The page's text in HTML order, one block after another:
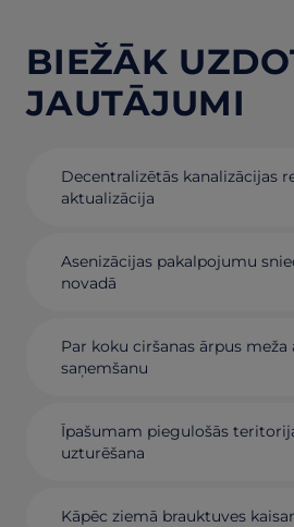
BIEŽĀK
JAUTĀJUMI
Decentralizētās kanalizācijas
aktualizācija
Asenizācijas pakalpojumu
novadā
Par koku ciršanas ārpus meža
saņemšanu
Īpašumam piegulošās
uzturēšana
Kāpēc ziemā brauktuves